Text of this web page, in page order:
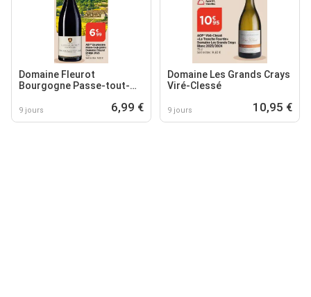
Domaine Fleurot
Bourgogne Passe-tout-
9 jours 6,99 €
Domaine Les Grands Crays
Viré-Clessé
9 jours 10,95 €